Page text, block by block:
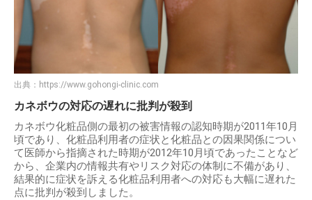
出典： https://www.gohongi-clinic.com
カネボウの対応の遅れに批判が殺到
カネボウ化粧品側の最初の被害情報の認知時期が2011年10月
頃であり、化粧品利用者の症状と化粧品との因果関係につい
て医師から指摘された時期が2012年10月頃であったことなど
から、企業内の情報共有やリスク対応の体制に不備があり、
結果的に症状を訴える化粧品利用者への対応も大幅に遅れた
点に批判が殺到しました。